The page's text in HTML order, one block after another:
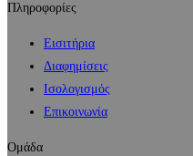
Πληροφορίες
Εισιτήρια
Διαφημίσεις
Ισολογισμός
Επικοινωνία
Ομάδα